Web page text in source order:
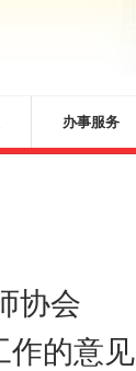
办事服务
协会
作的意见